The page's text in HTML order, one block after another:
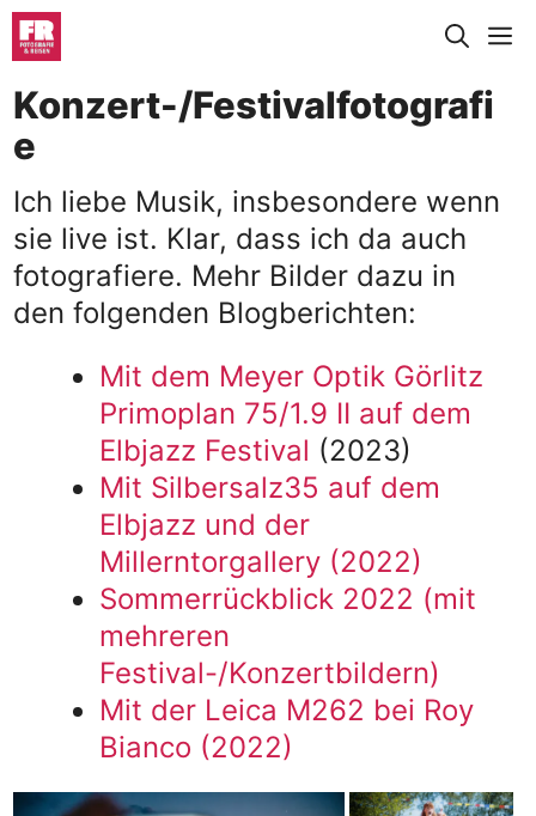
Zum
Inhalt
springen
Konzert-/Festivalfotografi
e
Ich liebe Musik, insbesondere wenn
sie live ist. Klar, dass ich da auch
fotografiere. Mehr Bilder dazu in
den folgenden Blogberichten:
Mit dem Meyer Optik Görlitz
Primoplan 75/1.9 II auf dem
Elbjazz Festival (2023)
Mit Silbersalz35 auf dem
Elbjazz und der
Millerntorgallery (2022)
Sommerrückblick 2022 (mit
mehreren
Festival-/Konzertbildern)
Mit der Leica M262 bei Roy
Bianco (2022)